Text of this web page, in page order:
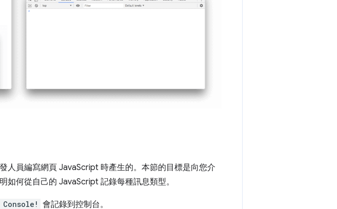
人員編寫網頁 JavaScript 時產生的。本節的目標是向您介
何從自己的 JavaScript 記錄每種訊息類型。
會記錄到控制台。